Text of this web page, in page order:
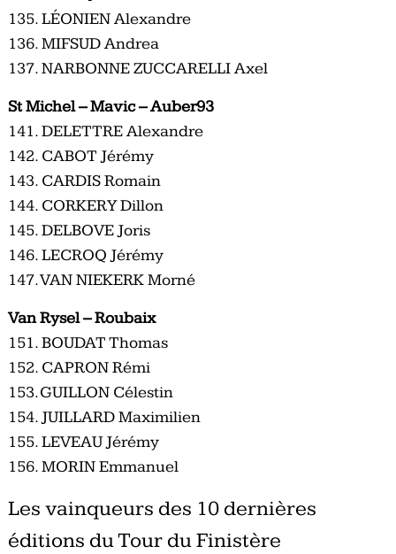
135. LÉONIEN Alexandre
136. MIFSUD Andrea
137. NARBONNE ZUCCARELLI Axel
St Michel – Mavic – Auber93
141. DELETTRE Alexandre
142. CABOT Jérémy
143. CARDIS Romain
144. CORKERY Dillon
145. DELBOVE Joris
146. LECROQ Jérémy
147. VAN NIEKERK Morné
Van Rysel – Roubaix
151. BOUDAT Thomas
152. CAPRON Rémi
153. GUILLON Célestin
154. JUILLARD Maximilien
155. LEVEAU Jérémy
156. MORIN Emmanuel
Les vainqueurs des 10 dernières
éditions du Tour du Finistère